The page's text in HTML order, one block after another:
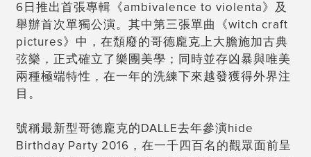
6日推出首張專輯《ambivalence to violenta》及
舉辦首次單獨公演。其中第三張單曲
《witch craft
pictures》中，在頹廢的哥德龐克上大膽施加古典
弦樂，正式確立了樂團美學；同時並存凶暴與唯美
兩種極端特性，在一年的洗練下來越發獲得外界注
目。
號稱最新型哥德龐克的DALLE去年參演hide
Birthday Party 2016，在一千四百名的觀眾面前呈